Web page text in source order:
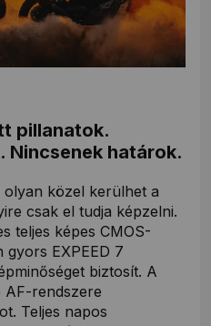
pillanatok.
Nincsenek határok.
közel kerülhet a
csak el tudja képzelni.
teljes képes CMOS-
EXPEED 7
biztosít. A
AF-rendszere
Teljes napos